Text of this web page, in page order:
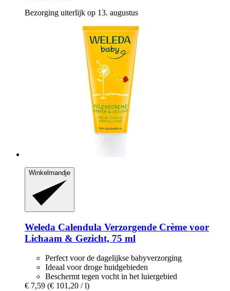
Bezorging uiterlijk op 13. augustus
Winkelmandje
Weleda Calendula Verzorgende Crème voor
Lichaam & Gezicht, 75 ml
Perfect voor de dagelijkse babyverzorging
Ideaal voor droge huidgebieden
Beschermt tegen vocht in het luiergebied
€ 7,59 (€ 101,20 / l)